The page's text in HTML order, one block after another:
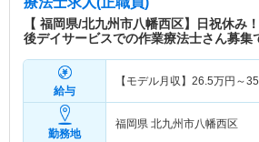
【 福岡県/北九州市八幡西区】日祝休み
後デイサービスでの作業療法士さん募集
給与
【モデル月収】 26.5万円～
勤務地
福岡県 北九州市八幡西区